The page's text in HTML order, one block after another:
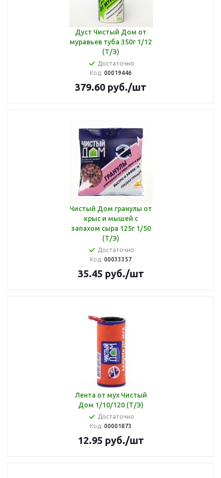
Дуст Чистый Дом от
муравьев туба 350г 1/12
(Т/Э)
Достаточно
Код: 00019446
379.60 руб./шт
Чистый Дом гранулы от
крыс и мышей с
запахом сыра 125г 1/50
(Т/Э)
Достаточно
Код: 00033357
35.45 руб./шт
Лента от мух Чистый
Дом 1/10/120 (Т/Э)
Достаточно
Код: 00001873
12.95 руб./шт